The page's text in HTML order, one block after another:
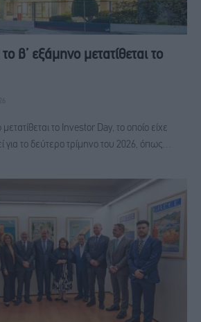
β’ εξάμηνο μετατίθεται το
το Investor Day, το οποίο είχε
για το δεύτερο τρίμηνο του 2026, όπως…